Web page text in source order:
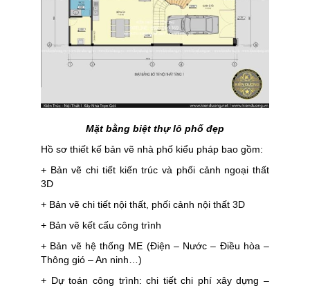
Mặt bằng biệt thự lô phố đẹp
Hồ sơ thiết kế bản vẽ nhà phố kiểu pháp bao gồm:
+ Bản vẽ chi tiết kiến trúc và phối cảnh ngoại thất
3D
+ Bản vẽ chi tiết nội thất, phối cảnh nội thất 3D
+ Bản vẽ kết cấu công trình
+ Bản vẽ hệ thống ME (Điện – Nước – Điều hòa –
Thông gió – An ninh…)
+ Dự toán công trình: chi tiết chi phí xây dựng –